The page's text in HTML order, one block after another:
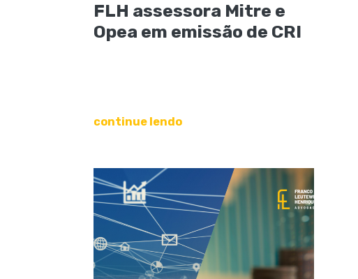
FLH assessora Mitre e
Opea em emissão de CRI
continue lendo